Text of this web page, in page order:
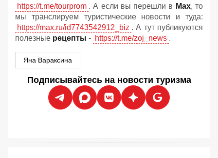
https://t.me/tourprom . А если вы перешли в Мах, то
мы транслируем туристические новости и туда:
https://max.ru/id7743542912_biz . А тут публикуются
полезные рецепты - https://t.me/zoj_news .
Яна Вараксина
Подписывайтесь на новости туризма